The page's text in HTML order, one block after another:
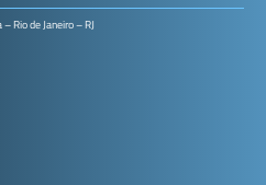
Rio de Janeiro – RJ